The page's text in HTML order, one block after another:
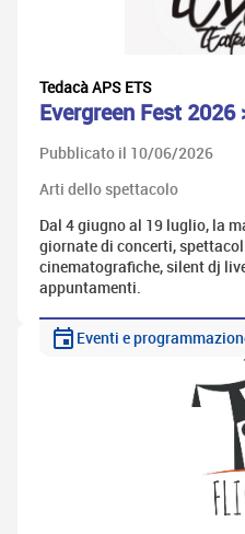
Tedacà APS ETS
Evergreen Fest
Pubblicato il 10/06/2026
Arti dello spettacolo
Dal 4 giugno al 19 luglio, la
giornate di concerti,
cinematografiche, silent dj
appuntamenti.
Eventi e